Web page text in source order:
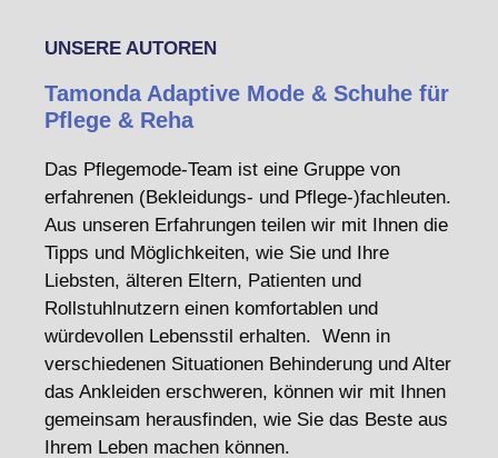
UNSERE AUTOREN
Tamonda Adaptive Mode & Schuhe für
Pflege & Reha
Das Pflegemode-Team ist eine Gruppe von
erfahrenen (Bekleidungs- und Pflege-)fachleuten.
Aus unseren Erfahrungen teilen wir mit Ihnen die
Tipps und Möglichkeiten, wie Sie und Ihre
Liebsten, älteren Eltern, Patienten und
Rollstuhlnutzern einen komfortablen und
würdevollen Lebensstil erhalten. Wenn in
verschiedenen Situationen Behinderung und Alter
das Ankleiden erschweren, können wir mit Ihnen
gemeinsam herausfinden, wie Sie das Beste aus
Ihrem Leben machen können.